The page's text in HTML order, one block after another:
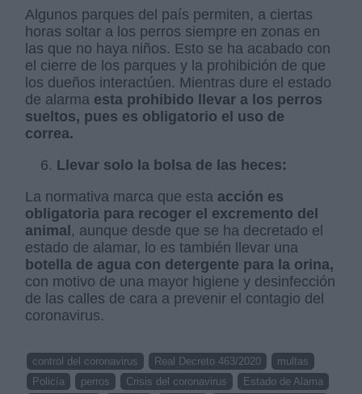
Algunos parques del país permiten, a ciertas
horas soltar a los perros siempre en zonas en
las que no haya niños. Esto se ha acabado con
el cierre de los parques y la prohibición de que
los dueños interactúen. Mientras dure el estado
de alarma esta prohibido llevar a los perros
sueltos, pues es obligatorio el uso de
correa.
Llevar solo la bolsa de las heces:
La normativa marca que esta acción es
obligatoria para recoger el excremento del
animal, aunque desde que se ha decretado el
estado de alamar, lo es también llevar una
botella de agua con detergente para la orina,
con motivo de una mayor higiene y desinfección
de las calles de cara a prevenir el contagio del
coronavirus.
control del coronavirus Real Decreto 463/2020
multas
Policía
perros Crisis del coronavirus
Estado de Alama